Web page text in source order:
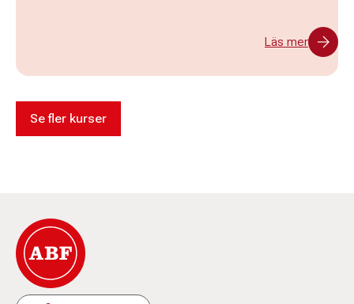
Läs mer
Se fler kurser